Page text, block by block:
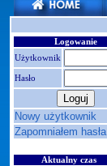
Logowanie
Użytkownik
Hasło
Nowy użytkownik
Zapomniałem hasła
Aktualny czas